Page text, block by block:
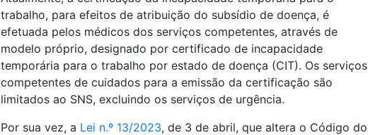
trabalho, para efeitos de atribuição do subsídio de doença, é
efetuada pelos médicos dos serviços competentes, através de
modelo próprio, designado por certificado de incapacidade
temporária para o trabalho por estado de doença (CIT). Os serviços
competentes de cuidados para a emissão da certificação são
limitados ao SNS, excluindo os serviços de urgência.
Por sua vez, a Lei n.º 13/2023, de 3 de abril, que altera o Código do